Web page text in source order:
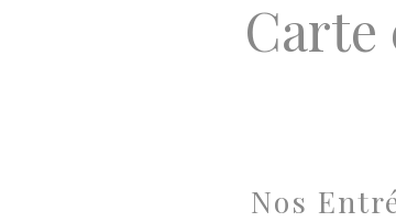
Carte
Nos